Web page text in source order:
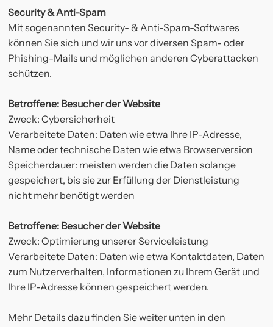
Security & Anti-Spam
Mit sogenannten Security- & Anti-Spam-Softwares
können Sie sich und wir uns vor diversen Spam- oder
Phishing-Mails und möglichen anderen Cyberattacken
schützen.
Betroffene: Besucher der Website
Zweck: Cybersicherheit
Verarbeitete Daten: Daten wie etwa Ihre IP-Adresse,
Name oder technische Daten wie etwa Browserversion
Speicherdauer: meisten werden die Daten solange
gespeichert, bis sie zur Erfüllung der Dienstleistung
nicht mehr benötigt werden
Betroffene: Besucher der Website
Zweck: Optimierung unserer Serviceleistung
Verarbeitete Daten: Daten wie etwa Kontaktdaten, Daten
zum Nutzerverhalten, Informationen zu Ihrem Gerät und
Ihre IP-Adresse können gespeichert werden.
Mehr Details dazu finden Sie weiter unten in den